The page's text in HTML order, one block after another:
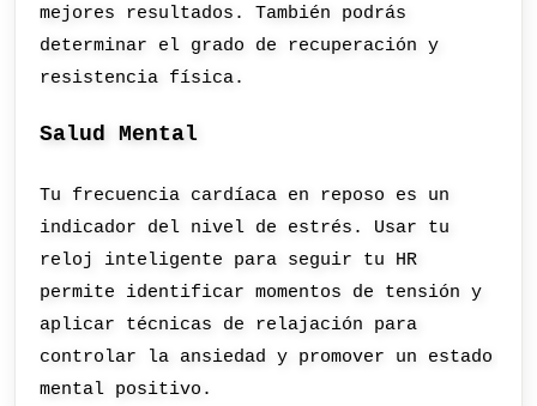
mejores resultados. También podrás
determinar el grado de recuperación y
resistencia física.
Salud Mental
Tu frecuencia cardíaca en reposo es un
indicador del nivel de estrés. Usar tu
reloj inteligente para seguir tu HR
permite identificar momentos de tensión y
aplicar técnicas de relajación para
controlar la ansiedad y promover un estado
mental positivo.